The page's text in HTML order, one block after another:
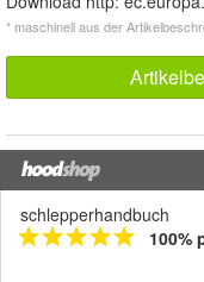
* maschinell aus der
schlepperhandbuch
100%